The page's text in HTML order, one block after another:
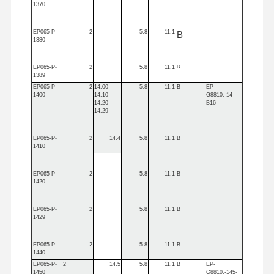
1370
EP065-P-
1380
2 5.8 11.1 B
EP065-P-
1389
2 5.8 11.1 B
EP065-P-
1400
2 14.00
14.10
14.20
14.29
5.8 11.1 B
EP-
G8810.-14-
B16
EP065-P-
1410
2 14.4 5.8 11.1 B
EP065-P-
1420
2 5.8 11.1 B
EP065-P-
1429
2 5.8 11.1 B
EP065-P-
1440
2 5.8 11.1 B
EP065-P-
1450
2 14.5 5.8 11.1 B
EP-
G8810.-145-